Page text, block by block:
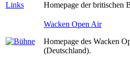
Homepage der britischen
Wacken Open Air
Homepage des Wacken
(Deutschland).